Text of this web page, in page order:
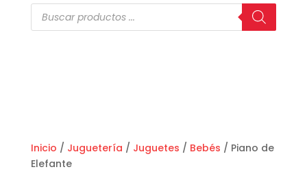
Búsqueda
de
productos
Inicio / Juguetería / Juguetes / Bebés / Piano de
Elefante